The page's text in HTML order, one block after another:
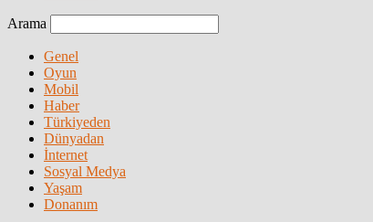
Arama
Genel
Oyun
Mobil
Haber
Türkiyeden
Dünyadan
İnternet
Sosyal Medya
Yaşam
Donanım